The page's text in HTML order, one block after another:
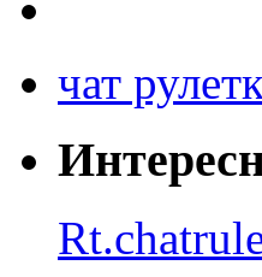
чат